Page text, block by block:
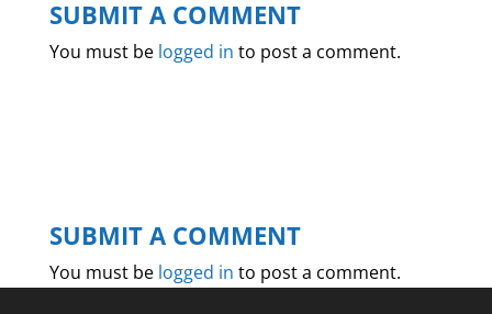
SUBMIT A COMMENT
You must be logged in to post a comment.
SUBMIT A COMMENT
You must be logged in to post a comment.